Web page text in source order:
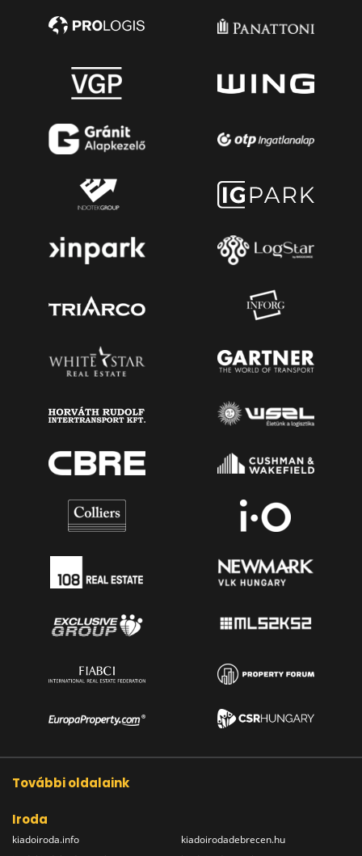
További oldalaink
Iroda
kiadoiroda.info
kiadoirodadebrecen.hu